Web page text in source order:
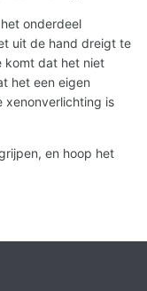
onderdeel
uit de hand dreigt te
komt dat het niet
het een eigen
xenonverlichting is
en hoop het